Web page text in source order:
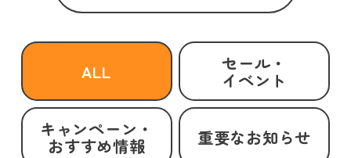
ALL セール・
イベント
キャンペーン・
おすすめ情報 重要なお知らせ